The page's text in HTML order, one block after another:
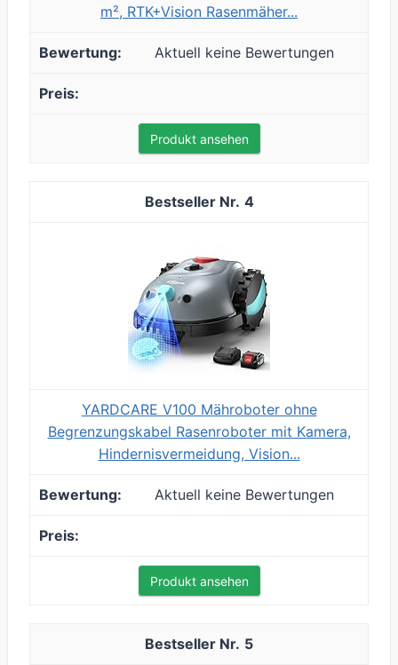
m², RTK+Vision Rasenmäher...
Aktuell keine Bewertungen
Produkt ansehen
4
YARDCARE V100 Mähroboter ohne
Begrenzungskabel Rasenroboter mit Kamera,
Hindernisvermeidung, Vision...
Aktuell keine Bewertungen
Produkt ansehen
5